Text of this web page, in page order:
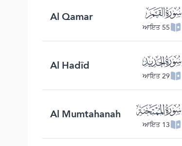
ﯣ
55 ਆਇਤ
Al Qamar
ﯦ
29 ਆਇਤ
Al Hadîd
ﯩ
13 ਆਇਤ
Al Mumtahanah